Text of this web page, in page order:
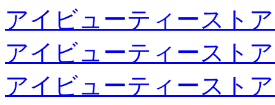
アイビューティースト
アイビューティースト
アイビューティースト